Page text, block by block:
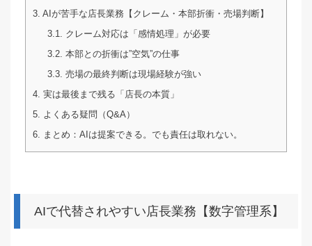
3. AIが苦手な店長業務【クレーム・本部折衝・売場判断】
3.1. クレーム対応は「感情処理」が必要
3.2. 本部との折衝は”空気”の仕事
3.3. 売場の最終判断は現場経験が強い
4. 実は最後まで残る「店長の本質」
5. よくある疑問（Q&A）
6. まとめ：AIは提案できる。でも責任は取れない。
AIで代替されやすい店長業務【数字管理系】